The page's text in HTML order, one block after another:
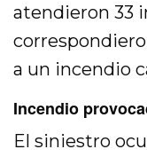
atendieron 33
a un incendio
Incendio
El siniestro